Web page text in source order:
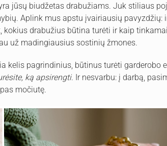
jūsų biudžetas drabužiams. Juk stiliaus
Aplink mus apstu įvairiausių pavyzdžių:
kokius drabužius būtina turėti ir kaip
už madingiausius sostinių žmones.
kelis pagrindinius, būtinus turėti garderobo
ką apsirengti. Ir nesvarbu: į darbą,
močiutę.